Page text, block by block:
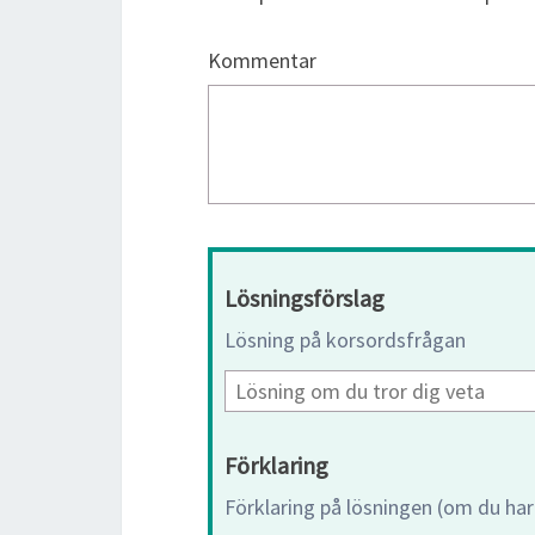
Kommentar
Lösningsförslag
Lösning på korsordsfrågan
Förklaring
Förklaring på lösningen (om du